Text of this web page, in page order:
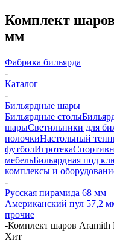
Комплект
мм
Фабрика бильярда
-
Каталог
-
Бильярдные шары
Бильярдные столы
шарыСветильники для
полочкиНастольный
футболИгротека
мебельБильярдная под
комплексы и
-
Русская пирамида 68 мм
Американский пул 57,2
прочие
-Комплект шаров Aramith
Хит